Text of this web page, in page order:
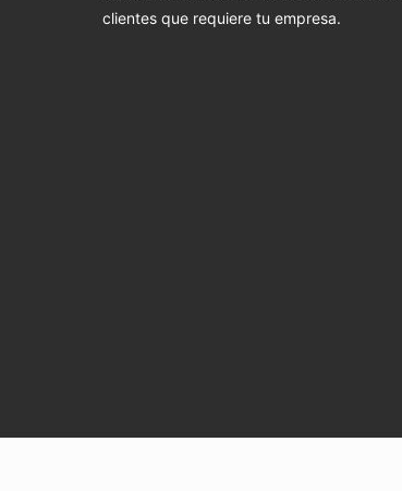
clientes que requiere tu empresa.